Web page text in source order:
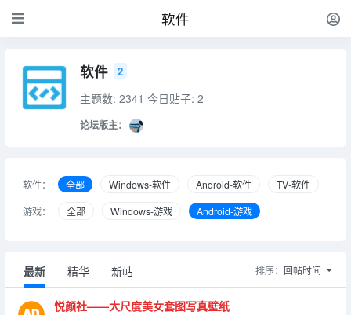
软件
软件 2
主题数: 2341 今日贴子: 2
论坛版主：
软件： 全部 Windows-软件 Android-软件
TV-软件
游戏：
全部 Windows-游戏 Android-游戏
最新 精华 新帖 排序： 回帖时间
悦颜社——大尺度美女套图写真壁纸